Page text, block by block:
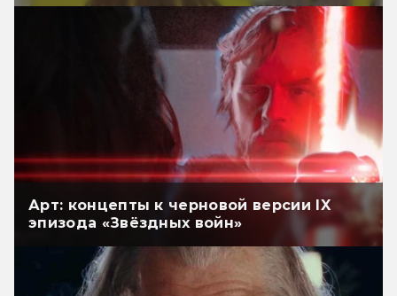
Арт: концепты к черновой версии IX
эпизода «Звёздных войн»